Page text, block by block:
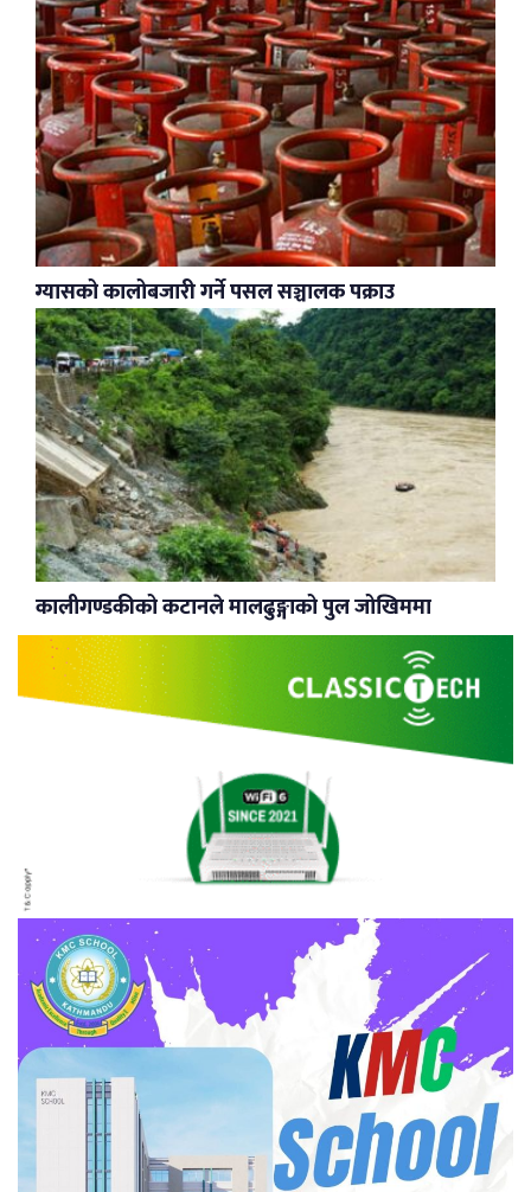
ग्यासको कालोबजारी गर्ने पसल सञ्चालक पक्राउ
कालीगण्डकीको कटानले मालढुङ्गाको पुल जोखिममा